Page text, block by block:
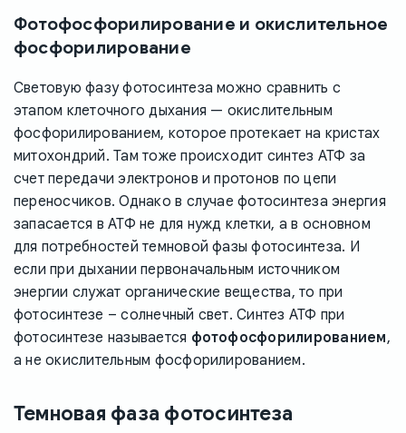
Фотофосфорилирование и окислительное
фосфорилирование
Световую фазу фотосинтеза можно сравнить с
этапом клеточного дыхания — окислительным
фосфорилированием, которое протекает на кристах
митохондрий. Там тоже происходит синтез АТФ за
счет передачи электронов и протонов по цепи
переносчиков. Однако в случае фотосинтеза энергия
запасается в АТФ не для нужд клетки, а в основном
для потребностей темновой фазы фотосинтеза. И
если при дыхании первоначальным источником
энергии служат органические вещества, то при
фотосинтезе – солнечный свет. Синтез АТФ при
фотосинтезе называется фотофосфорилированием,
а не окислительным фосфорилированием.
Темновая фаза фотосинтеза